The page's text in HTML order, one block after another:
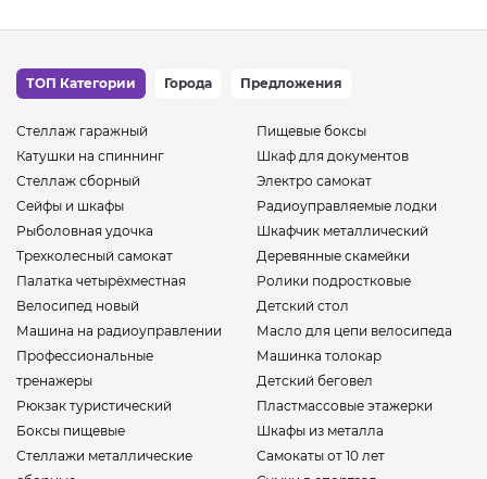
ТОП Категории Города Предложения
Стеллаж гаражный
Катушки на спиннинг
Стеллаж сборный
Сейфы и шкафы
Рыболовная удочка
Трехколесный самокат
Палатка четырёхместная
Велосипед новый
Пищевые боксы
Шкаф для документов
Электро самокат
Радиоуправляемые лодки
Шкафчик металлический
Деревянные скамейки
Ролики подростковые
Детский стол
Машина на радиоуправлении
Профессиональные
тренажеры
Рюкзак туристический
Боксы пищевые
Стеллажи металлические
Масло для цепи велосипеда
Машинка толокар
Детский беговел
Пластмассовые этажерки
Шкафы из металла
Самокаты от 10 лет